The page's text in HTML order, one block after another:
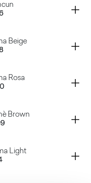
Beige
Rosa
Brown
Light